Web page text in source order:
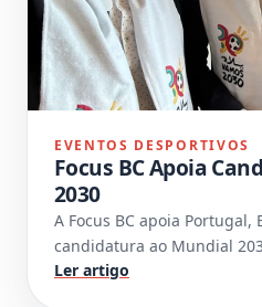
EVENTOS DESPORTIVOS
Focus BC Apoia
2030
A Focus BC apoia Portugal,
candidatura ao Mundial
Ler artigo